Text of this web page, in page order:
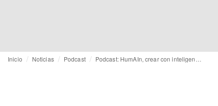
Inicio Noticias Podcast